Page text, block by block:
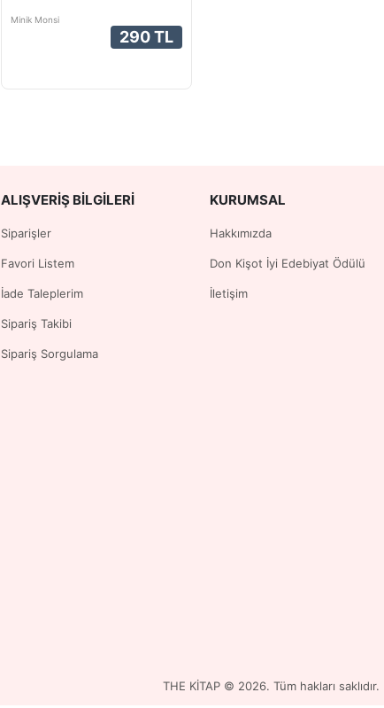
Minik Monsi
290 TL
ALIŞVERIŞ BILGILERI
Siparişler
Favori Listem
İade Taleplerim
Sipariş Takibi
Sipariş Sorgulama
KURUMSAL
Hakkımızda
Don Kişot İyi Edebiyat Ödülü
İletişim
THE KİTAP © 2026. Tüm hakları saklıdır.